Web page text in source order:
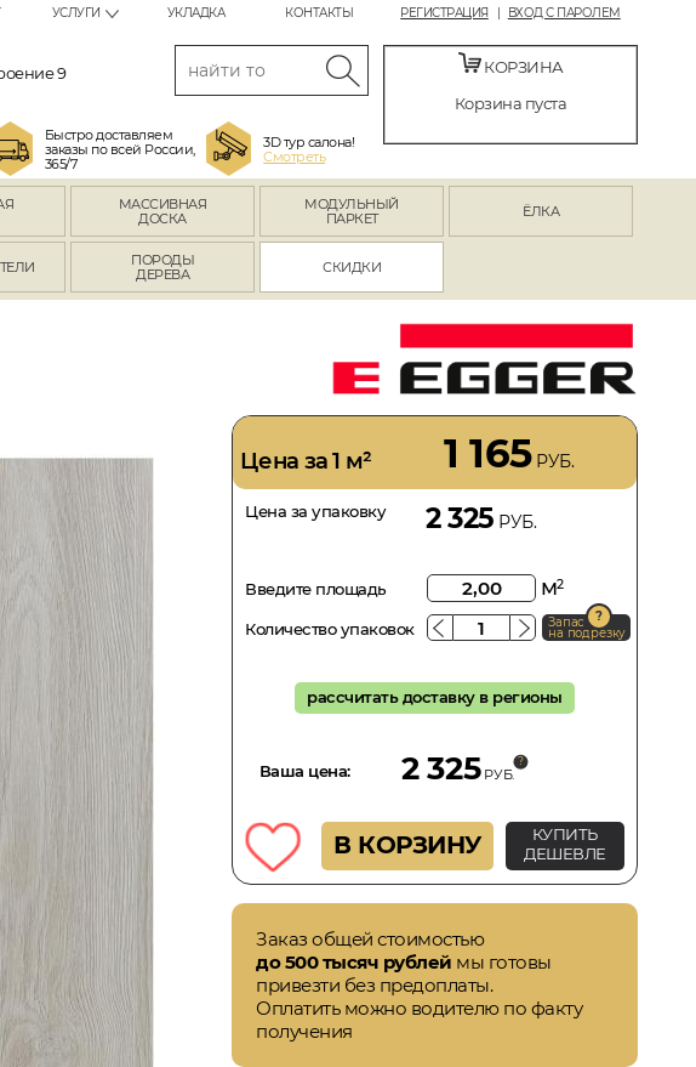
РЕГИСТРАЦИЯ ВХОД С ПАРОЛЕМ
УСЛУГИ УКЛАДКА КОНТАКТЫ
9
Быстро доставляем
заказы по всей России,
365/7
3D тур салона!
Смотреть
КОРЗИНА
Корзина пуста
МАССИВНАЯ
ДОСКА
МОДУЛЬНЫЙ
ПАРКЕТ
ЁЛКА
ПОРОДЫ
ДЕРЕВА
СКИДКИ
Цена за 1 м² 1 165РУБ.
Цена за упаковку 2 325 РУБ.
Введите площадь м2
Количество упаковок Запас
на подрезку
рассчитать доставку в регионы
Ваша цена: 2 325 РУБ.
В КОРЗИНУ
КУПИТЬ
ДЕШЕВЛЕ
Заказ общей стоимостью
до 500 тысяч рублей мы готовы
привезти без предоплаты.
Оплатить можно водителю по факту
получения